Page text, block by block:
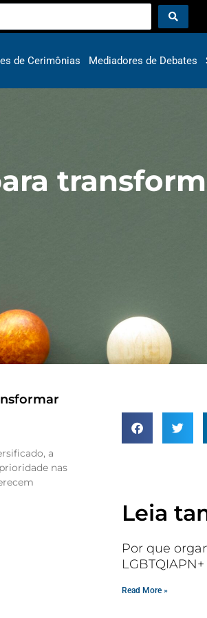
de Cerimônias Mediadores de Debates
a
nas
Leia
Por que
Read More »